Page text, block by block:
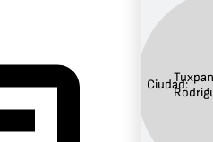
Ciudad: